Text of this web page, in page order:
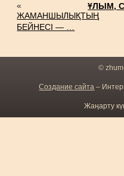
«
ЖАМАНШЫЛЫҚТЫҢ
БЕЙНЕСІ — …
ҰЛЫМ,
©
Создание сайта –
Жаңарту